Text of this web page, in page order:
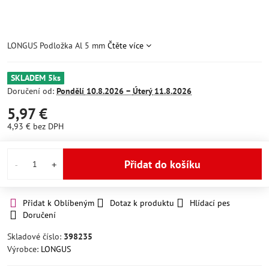
LONGUS Podložka Al 5 mm Čtěte více
SKLADEM 5ks
Doručení od: Pondělí 10.8.2026 − Úterý11.8.2026
5,97 €
4,93 € bez DPH
Přidat do košíku
Přidat k Oblíbeným Dotaz k produktu
Hlídací pes
Doručení
Skladové číslo: 398235
Výrobce: LONGUS